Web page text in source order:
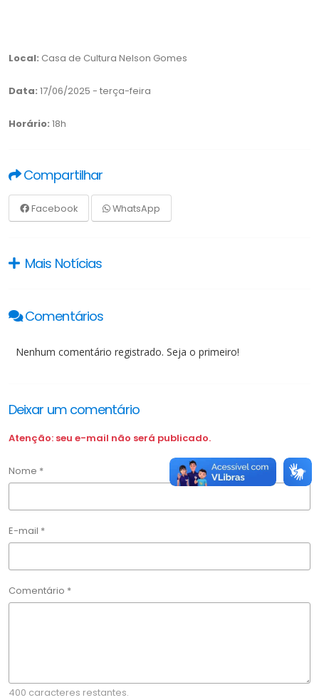
Local: Casa de Cultura Nelson Gomes
Data: 17/06/2025 - terça-feira
Horário: 18h
Compartilhar
Facebook WhatsApp
Mais Notícias
Comentários
Nenhum comentário registrado. Seja o primeiro!
Deixar um comentário
Atenção: seu e-mail não será publicado.
Nome *
E-mail *
Comentário *
400 caracteres restantes.